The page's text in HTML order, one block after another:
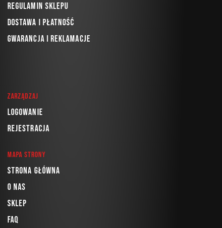
Regulamin sklepu
Dostawa i płatność
Gwarancja i reklamacje
Zarządzaj
Logowanie
Rejestracja
Mapa strony
Strona główna
O nas
Sklep
FAQ